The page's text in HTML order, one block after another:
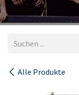
Alle Produkte